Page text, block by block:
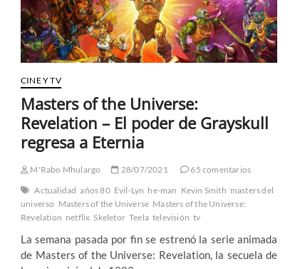
of
the
Universe:
Revolution
CINE Y TV
Masters of the Universe:
Revelation – El poder de Grayskull
regresa a Eternia
M'Rabo Mhulargo 28/07/2021
65 comentarios
Actualidad años 80 Evil-Lyn he-man Kevin Smith masters del
universo Masters of the Universe Masters of the Universe:
Revelation netflix Skeletor Teela televisión tv
La semana pasada por fin se estrenó la serie animada
de Masters of the Universe: Revelation, la secuela de